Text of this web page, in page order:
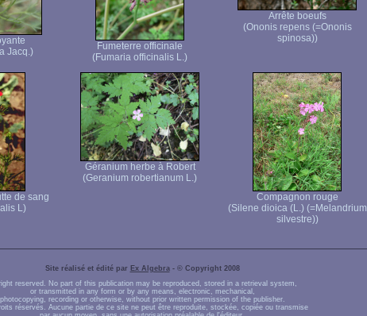
Jacq.)
Fumeterre officinale
(Fumaria officinalis L.)
Arrête boeufs
(Ononis repens (=Ononis
spinosa))
de sang
L)
Géranium herbe à Robert
(Geranium robertianum L.)
Compagnon rouge
(Silene dioica (L.) (=Melandrium
silvestre))
Site réalisé et édité par Ex Algebra- © Copyright 2008
reserved. No part of this publication may be reproduced, stored in a retrieval system,
or transmitted in any form or by any means, electronic, mechanical,
photocopying, recording or otherwise, without prior written permission of the publisher.
réservés. Aucune partie de ce site ne peut être reproduite, stockée, copiée ou transmise